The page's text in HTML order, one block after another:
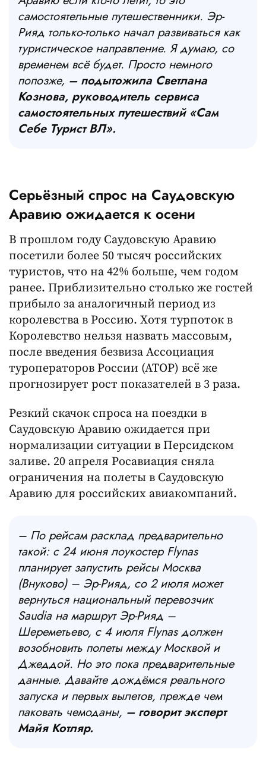
самостоятельные путешественники. Эр-
Рияд только-только начал развиваться как
туристическое направление. Я думаю, со
временем всё будет. Просто немного
попозже, – подытожила Светлана
Кознова, руководитель сервиса
самостоятельных путешествий «Сам
Себе Турист ВЛ».
Серьёзный спрос на Саудовскую
Аравию ожидается к осени
В прошлом году Саудовскую Аравию
посетили более 50 тысяч российских
туристов, что на 42% больше, чем годом
ранее. Приблизительно столько же гостей
прибыло за аналогичный период из
королевства в Россию. Хотя турпоток в
Королевство нельзя назвать массовым,
после введения безвиза Ассоциация
туроператоров России (АТОР) всё же
прогнозирует рост показателей в 3 раза.
Резкий скачок спроса на поездки в
Саудовскую Аравию ожидается при
нормализации ситуации в Персидском
заливе. 20 апреля Росавиация сняла
ограничения на полеты в Саудовскую
Аравию для российских авиакомпаний.
– По рейсам расклад предварительно
такой: с 24 июня лоукостер Flynas
планирует запустить рейсы Москва
(Внуково) – Эр-Рияд, со 2 июля может
вернуться национальный перевозчик
Saudia на маршрут Эр-Рияд –
Шереметьево, с 4 июля Flynas должен
возобновить полеты между Москвой и
Джеддой. Но это пока предварительные
данные. Давайте дождёмся реального
запуска и первых вылетов, прежде чем
паковать чемоданы, – говорит эксперт
Майя Котляр.